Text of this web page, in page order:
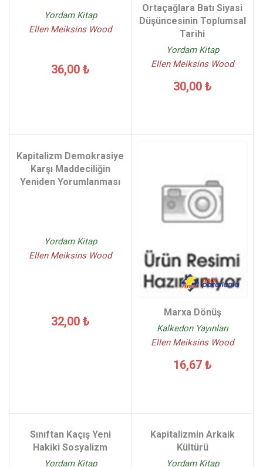
Yordam Kitap
Ellen Meiksins Wood
36,00 ₺
Ortaçağlara Batı Siyasi
Düşüncesinin Toplumsal
Tarihi
Yordam Kitap
Ellen Meiksins Wood
30,00 ₺
Kapitalizm Demokrasiye
Karşı Maddeciliğin
Yeniden Yorumlanması
Yordam Kitap
Ellen Meiksins Wood
32,00 ₺
Marxa Dönüş
Kalkedon Yayınları
Ellen Meiksins Wood
16,67 ₺
Sınıftan Kaçış Yeni
Hakiki Sosyalizm
Yordam Kitap
Kapitalizmin Arkaik
Kültürü
Yordam Kitap